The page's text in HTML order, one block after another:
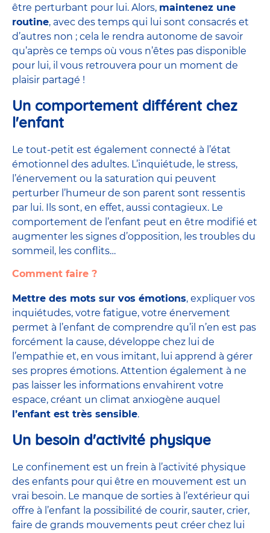
être perturbant pour lui. Alors, maintenez une
routine, avec des temps qui lui sont consacrés et
d’autres non ; cela le rendra autonome de savoir
qu’après ce temps où vous n’êtes pas disponible
pour lui, il vous retrouvera pour un moment de
plaisir partagé !
Un comportement différent chez
l'enfant
Le tout-petit est également connecté à l’état
émotionnel des adultes. L’inquiétude, le stress,
l’énervement ou la saturation qui peuvent
perturber l’humeur de son parent sont ressentis
par lui. Ils sont, en effet, aussi contagieux. Le
comportement de l’enfant peut en être modifié et
augmenter les signes d’opposition, les troubles du
sommeil, les conflits…
Comment faire ?
Mettre des mots sur vos émotions, expliquer vos
inquiétudes, votre fatigue, votre énervement
permet à l’enfant de comprendre qu’il n’en est pas
forcément la cause, développe chez lui de
l’empathie et, en vous imitant, lui apprend à gérer
ses propres émotions. Attention également à ne
pas laisser les informations envahirent votre
espace, créant un climat anxiogène auquel
l’enfant est très sensible.
Un besoin d'activité physique
Le confinement est un frein à l’activité physique
des enfants pour qui être en mouvement est un
vrai besoin. Le manque de sorties à l’extérieur qui
offre à l’enfant la possibilité de courir, sauter, crier,
faire de grands mouvements peut créer chez lui